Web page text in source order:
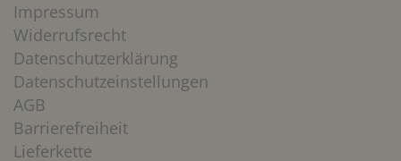
Impressum
Widerrufsrecht
Datenschutzerklärung
Datenschutzeinstellungen
AGB
Barrierefreiheit
Lieferkette